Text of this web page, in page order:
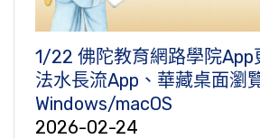
1/22 佛陀教育網路學院App
法水長流App、華藏桌面瀏
Windows/macOS
2026-02-24